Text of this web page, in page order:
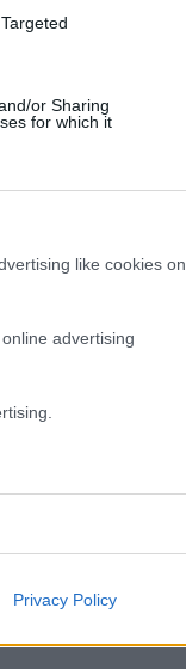
or Sharing
for which it
like cookies on
advertising
Privacy Policy